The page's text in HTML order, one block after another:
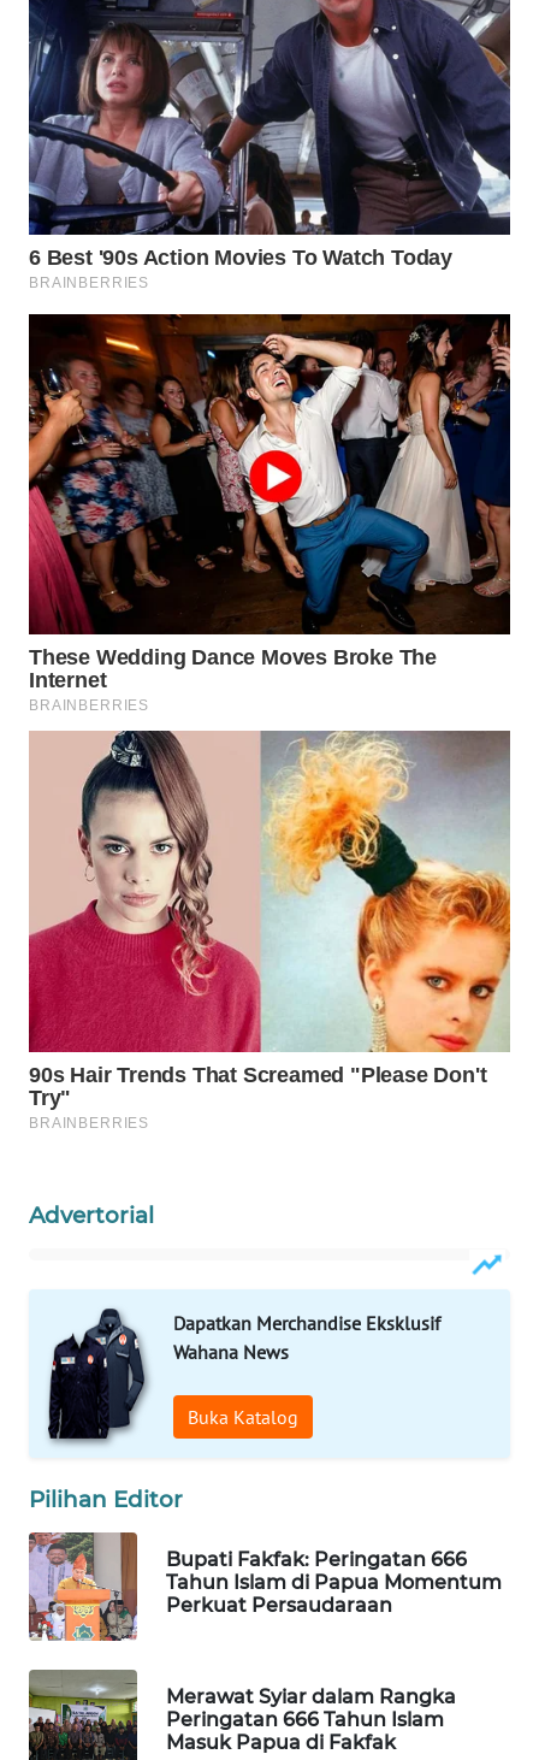
Advertorial
Dapatkan Merchandise Eksklusif
Wahana News
Buka Katalog
Pilihan Editor
Bupati Fakfak: Peringatan 666
Tahun Islam di Papua Momentum
Perkuat Persaudaraan
Merawat Syiar dalam Rangka
Peringatan 666 Tahun Islam
Masuk Papua di Fakfak
WAHANANEWS
CO ID
WAHANANEWS
NET
WAHANA
SPORT
WAHANA
WAHANA
SELEB
WAHANA
PERSONA
WAHANA
OTOMOTIF
WAHANA
HEALTH
WAHANA
WISATA
LAPAK
WAHANA
Wahana
Network
KONSUMEN
LISTRIK
MASYARAKAT
KELISTRIKAN
ID
MARTABAT
NET
PLN
WATCH
MKLI
LPKKI
LKKI
KOPEKLIN